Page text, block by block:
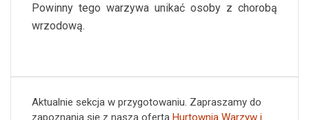
Powinny tego warzywa unikać osoby z chorobą
wrzodową.
Aktualnie sekcja w przygotowaniu. Zapraszamy do
zapoznania się z naszą ofertą Hurtownia Warzyw i